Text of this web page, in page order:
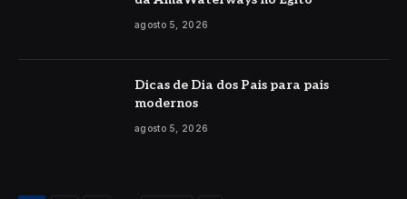
agosto 5, 2026
Dicas de Dia dos Pais para pais
modernos
agosto 5, 2026